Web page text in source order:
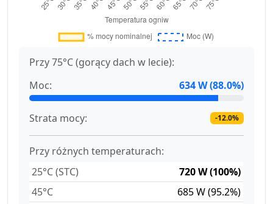
Przy 75°C (gorący dach w lecie):
Moc:
634 W (88.0%)
Strata mocy: -12.0%
Przy różnych temperaturach:
25°C (STC)
720 W (100%)
45°C
685 W (95.2%)